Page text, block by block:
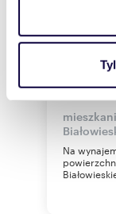
i reklam, aby
korzystasz z
Partnerzy mogą
otrzymanymi od
korzystania z ich
2 300
Na